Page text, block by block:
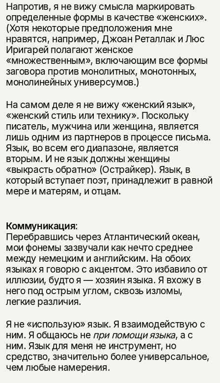
Напротив, я не вижу смысла маркировать
определенные формы в качестве «женских».
(Хотя некоторые предположения мне
нравятся, например, Джоан Реталлак и Люс
Иригарей полагают женское
«множественным», включающим все формы
заговора против монолитных, монотонных,
монолинейных универсумов.)
На самом деле я не вижу «женский язык»,
«женский стиль или технику». Поскольку
писатель, мужчина или женщина, является
лишь одним из партнеров в процессе письма.
Язык, во всем его диапазоне, является
вторым. И не язык должны женщины
«выкрасть обратно» (Острайкер). Язык, в
который вступает поэт, принадлежит в равной
мере и матерям, и отцам.
Коммуникация:
Перебравшись через Атлантический океан,
мои фонемы зазвучали как нечто среднее
между немецким и английским. На обоих
языках я говорю с акцентом. Это избавило от
иллюзии, будто я — хозяин языка. Я вхожу в
него под острым углом, сквозь изломы,
легкие различия.
Я не «использую» язык. Я взаимодействую с
ним. Я общаюсь не при помощи языка, а с
ним. Язык для меня не инструмент, но
средство, значительно более универсальное,
чем любые намерения.